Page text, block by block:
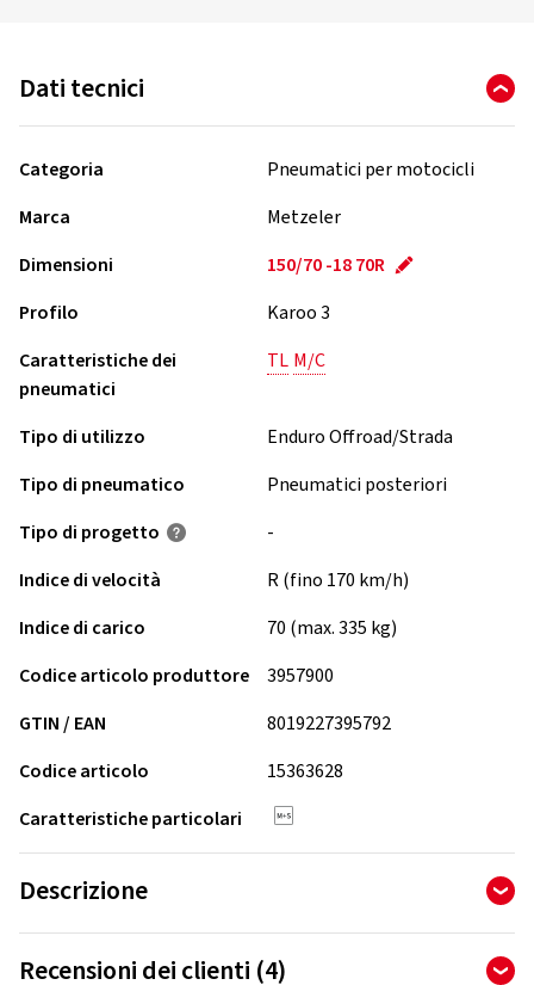
Dati tecnici
Categoria
Pneumatici per motocicli
Marca
Metzeler
Dimensioni
150/70 -18 70R
Profilo
Karoo 3
Caratteristiche dei
pneumatici
TL M/C
Tipo di utilizzo
Enduro Offroad/Strada
Tipo di pneumatico
Pneumatici posteriori
Tipo di progetto
-
Indice di velocità
R (fino 170 km/h)
Indice di carico
70 (max. 335 kg)
Codice articolo produttore
3957900
GTIN / EAN
8019227395792
Codice articolo
15363628
Caratteristiche particolari
Descrizione
Un nuovo concetto di pneumatico d'avventura Enduro On/off
dedicato alle spedizioni off-road, caratterizzato da trazione
Recensioni dei clienti (4)